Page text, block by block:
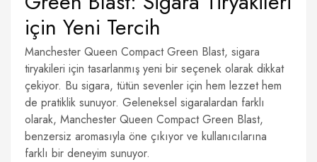
için Yeni Tercih
Manchester Queen Compact Green Blast, sigara
tiryakileri için tasarlanmış yeni bir seçenek olarak dikkat
çekiyor. Bu sigara, tütün sevenler için hem lezzet hem
de pratiklik sunuyor. Geleneksel sigaralardan farklı
olarak, Manchester Queen Compact Green Blast,
benzersiz aromasıyla öne çıkıyor ve kullanıcılarına
farklı bir deneyim sunuyor.